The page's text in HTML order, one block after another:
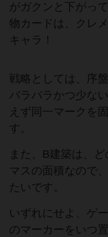
がガクンと下がっ
物カードは、クレ
キャラ！
戦略としては、序
バラバラかつ少な
えず同一マークを
す。
また、B建築は、
マスの面積なので
たいです。
いずれにせよ、ゲ
のマーカーをいつ